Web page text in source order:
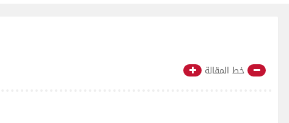
خط المقالة